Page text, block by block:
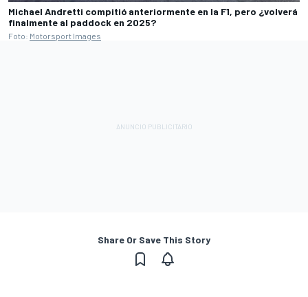
Michael Andretti compitió anteriormente en la F1, pero ¿volverá
finalmente al paddock en 2025?
Foto: Motorsport Images
Share Or Save This Story